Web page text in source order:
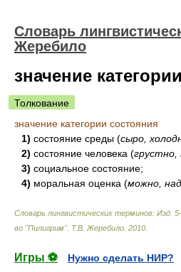
Словарь
Жеребило
значение
Толкование
значение категории состояния
1) состояние среды (сыро,
2) состояние человека (грустно,
3) социальное состояние;
4) моральная оценка (можно,
Словарь лингвистических терминов: Изд.
во "Пилигрим". Т.В. Жеребило 2010
Игры ⚽
Нужно сделать НИР?